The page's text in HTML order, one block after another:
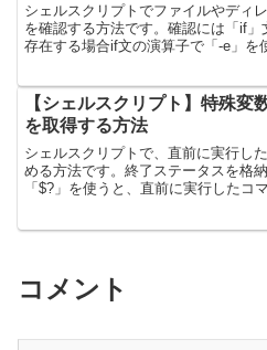
シェルスクリプトでファイルやディ
を確認する方法です。確認には「if
存在する場合if文の演算子で「-e」を
【シェルスクリプト】特殊変
を取得する方法
シェルスクリプトで、直前に実行し
める方法です。終了ステータスを格
「$?」を使うと、直前に実行したコ
コメント